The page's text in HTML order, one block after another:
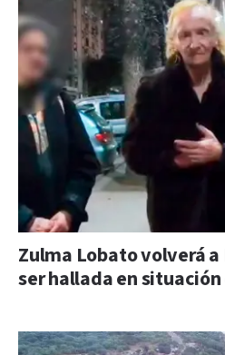
Zulma Lobato volverá a
ser hallada en